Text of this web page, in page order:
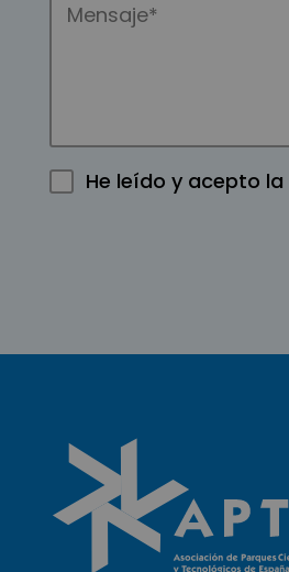
He leído y acepto la